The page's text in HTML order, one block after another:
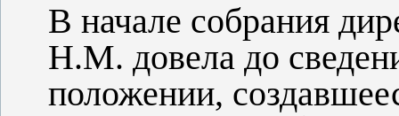
В начале собрания
Н.М. довела до
положении,